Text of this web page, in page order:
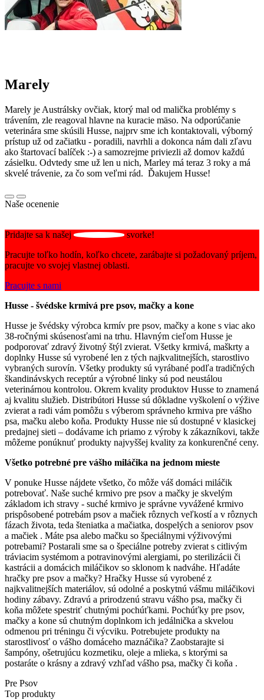
Marely
Marely je Austrálsky ovčiak, ktorý mal od malička problémy s
trávením, zle reagoval hlavne na kuracie mäso. Na odporúčanie
veterinára sme skúsili Husse, najprv sme ich kontaktovali, výborný
prístup už od začiatku - poradili, navrhli a dokonca nám dali zľavu
ako štartovací balíček :-) a samozrejme priviezli až domov každú
zásielku. Odvtedy sme už len u nich, Marley má teraz 3 roky a má
skvelé trávenie, za čo som veľmi rád. Ďakujem Husse!
Naše ocenenie
Pridajte sa k našej
svorke!
Pracujte toľko hodín, koľko chcete, zarábajte si požadovaný príjem,
pracujte vo svojej vlastnej oblasti.
Pracujte s nami
Husse - švédske krmivá pre psov, mačky a kone
Husse je švédsky výrobca krmív pre psov, mačky a kone s viac ako
38-ročnými skúsenosťami na trhu. Hlavným cieľom Husse je
podporovať zdravý životný štýl zvierat. Všetky krmivá, maškrty a
doplnky Husse sú vyrobené len z tých najkvalitnejších, starostlivo
vybraných surovín. Všetky produkty sú vyrábané podľa tradičných
škandinávskych receptúr a výrobné linky sú pod neustálou
veterinárnou kontrolou. Okrem kvality produktov Husse to znamená
aj kvalitu služieb. Distribútori Husse sú dôkladne vyškolení o výžive
zvierat a radi vám pomôžu s výberom správneho krmiva pre vášho
psa, mačku alebo koňa. Produkty Husse nie sú dostupné v klasickej
predajnej sieti – dodávame ich priamo z výroby k zákazníkovi, takže
môžeme ponúknuť produkty najvyššej kvality za konkurenčné ceny.
Všetko potrebné pre vášho miláčika na jednom mieste
V ponuke Husse nájdete všetko, čo môže váš domáci miláčik
potrebovať. Naše suché krmivo pre psov a mačky je skvelým
základom ich stravy - suché krmivo je správne vyvážené krmivo
prispôsobené potrebám psov a mačiek rôznych veľkostí a v rôznych
fázach života, teda šteniatka a mačiatka, dospelých a seniorov psov
a mačiek . Máte psa alebo mačku so špeciálnymi výživovými
potrebami? Postarali sme sa o špeciálne potreby zvierat s citlivým
tráviacim systémom a potravinovými alergiami, po sterilizácii či
kastrácii a domácich miláčikov so sklonom k nadváhe. Hľadáte
hračky pre psov a mačky? Hračky Husse sú vyrobené z
najkvalitnejších materiálov, sú odolné a poskytnú vášmu miláčikovi
hodiny zábavy. Zdravú a prirodzenú stravu vášho psa, mačky či
koňa môžete spestriť chutnými pochúťkami. Pochúťky pre psov,
mačky a kone sú chutným doplnkom ich jedálnička a skvelou
odmenou pri tréningu či výcviku. Potrebujete produkty na
starostlivosť o vášho domáceho maznáčika? Zaobstarajte si
šampóny, ošetrujúcu kozmetiku, oleje a mlieka, s ktorými sa
postaráte o krásny a zdravý vzhľad vášho psa, mačky či koňa .
Pre Psov
Top produkty